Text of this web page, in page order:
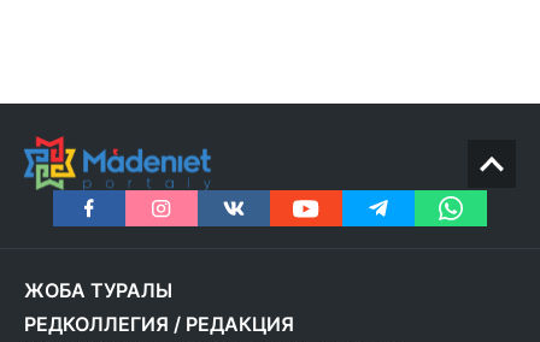
ЖОБА ТУРАЛЫ
РЕДКОЛЛЕГИЯ / РЕДАКЦИЯ